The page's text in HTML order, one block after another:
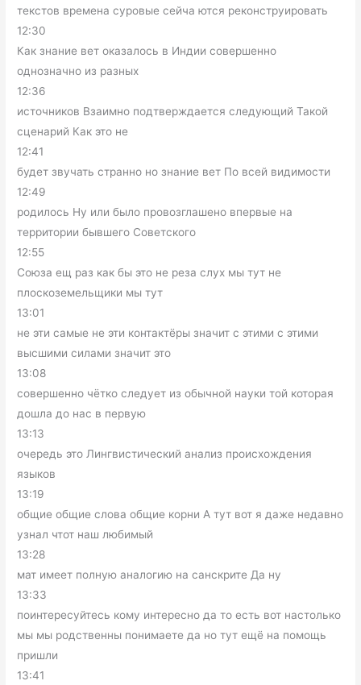
текстов времена суровые сейча ются реконструировать
12:30
Как знание вет оказалось в Индии совершенно
однозначно из разных
12:36
источников Взаимно подтверждается следующий Такой
сценарий Как это не
12:41
будет звучать странно но знание вет По всей видимости
12:49
родилось Ну или было провозглашено впервые на
территории бывшего Советского
12:55
Союза ещ раз как бы это не реза слух мы тут не
плоскоземельщики мы тут
13:01
не эти самые не эти контактёры значит с этими с этими
высшими силами значит это
13:08
совершенно чётко следует из обычной науки той которая
дошла до нас в первую
13:13
очередь это Лингвистический анализ происхождения
языков
13:19
общие общие слова общие корни А тут вот я даже недавно
узнал чтот наш любимый
13:28
мат имеет полную аналогию на санскрите Да ну
13:33
поинтересуйтесь кому интересно да то есть вот настолько
мы мы родственны понимаете да но тут ещё на помощь
пришли
13:41